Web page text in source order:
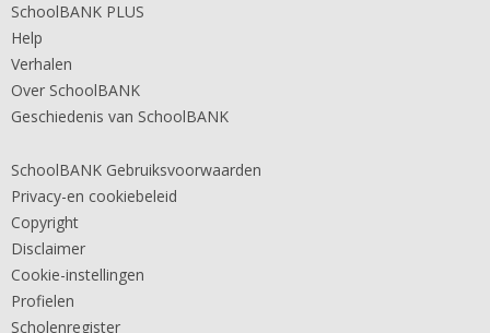
SchoolBANK PLUS
Help
Verhalen
Over SchoolBANK
Geschiedenis van SchoolBANK
SchoolBANK Gebruiksvoorwaarden
Privacy-en cookiebeleid
Copyright
Disclaimer
Cookie-instellingen
Profielen
Scholenregister